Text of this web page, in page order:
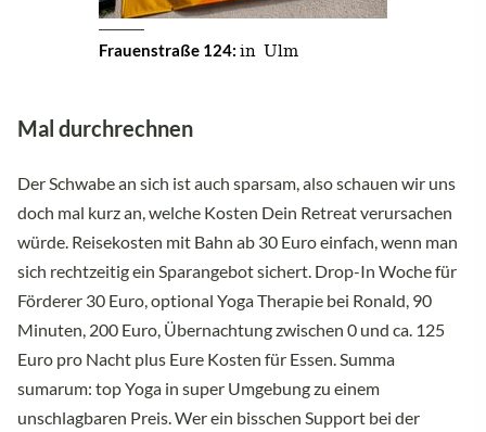
Frauenstraße 124: in Ulm
Mal durchrechnen
Der Schwabe an sich ist auch sparsam, also schauen wir uns
doch mal kurz an, welche Kosten Dein Retreat verursachen
würde. Reisekosten mit Bahn ab 30 Euro einfach, wenn man
sich rechtzeitig ein Sparangebot sichert. Drop-In Woche für
Förderer 30 Euro, optional Yoga Therapie bei Ronald, 90
Minuten, 200 Euro, Übernachtung zwischen 0 und ca. 125
Euro pro Nacht plus Eure Kosten für Essen. Summa
sumarum: top Yoga in super Umgebung zu einem
unschlagbaren Preis. Wer ein bisschen Support bei der